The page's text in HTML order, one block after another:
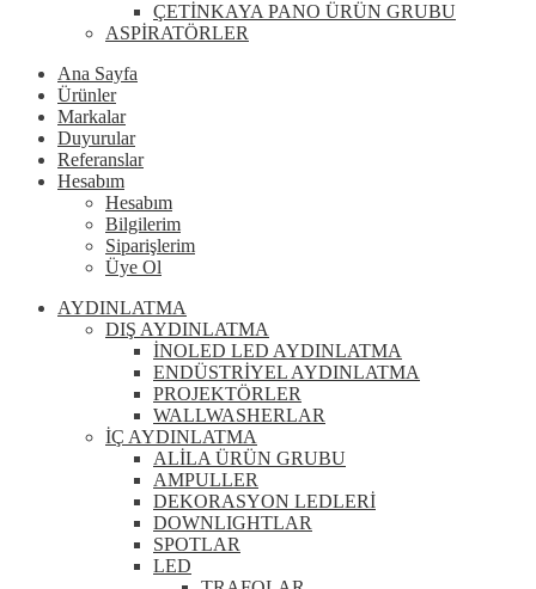
ÇETİNKAYA PANO ÜRÜN GRUBU
ASPİRATÖRLER
Ana Sayfa
Ürünler
Markalar
Duyurular
Referanslar
Hesabım
Hesabım
Bilgilerim
Siparişlerim
Üye Ol
AYDINLATMA
DIŞ AYDINLATMA
İNOLED LED AYDINLATMA
ENDÜSTRİYEL AYDINLATMA
PROJEKTÖRLER
WALLWASHERLAR
İÇ AYDINLATMA
ALİLA ÜRÜN GRUBU
AMPULLER
DEKORASYON LEDLERİ
DOWNLIGHTLAR
SPOTLAR
LED